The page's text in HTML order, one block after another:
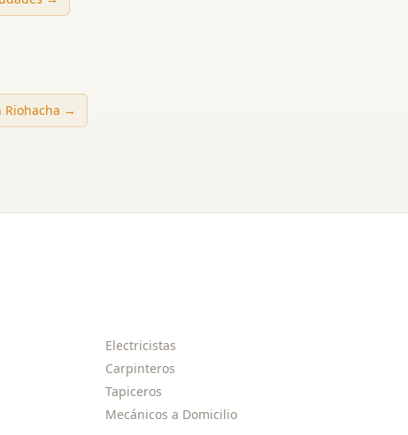
Riohacha →
Electricistas
Carpinteros
Tapiceros
Mecánicos a Domicilio